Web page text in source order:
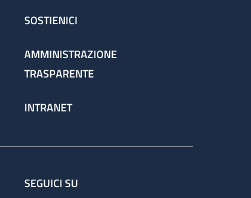
SOSTIENICI
AMMINISTRAZIONE
TRASPARENTE
INTRANET
SEGUICI SU